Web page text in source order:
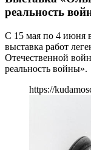
реальность
С 15 мая по 4 июня
выставка работ
Отечественной
реальность войны».
https://